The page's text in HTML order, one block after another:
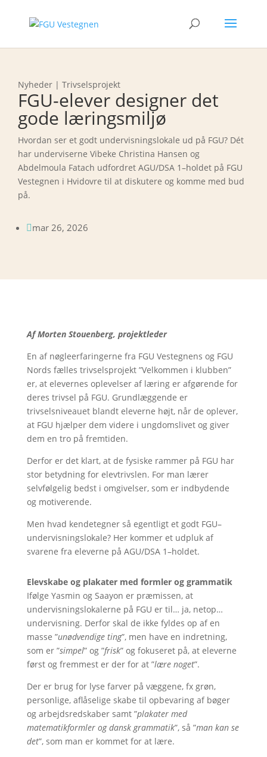
Nyheder | Trivselsprojekt
FGU-elever designer det
gode læringsmiljø
Hvordan ser et godt undervisningslokale ud på FGU? Dét
har underviserne Vibeke Christina Hansen og
Abdelmoula Fatach udfordret AGU/DSA 1–holdet på FGU
Vestegnen i Hvidovre til at diskutere og komme med bud
på.
mar 26, 2026
Af Morten Stouenberg, projektleder
En af nøgleerfaringerne fra FGU Vestegnens og FGU
Nords fælles trivselsprojekt ”Velkommen i klubben”
er, at elevernes oplevelser af læring er afgørende for
deres trivsel på FGU. Grundlæggende er
trivselsniveauet blandt eleverne højt, når de oplever,
at FGU hjælper dem videre i ungdomslivet og giver
dem en tro på fremtiden.
Derfor er det klart, at de fysiske rammer på FGU har
stor betydning for elevtrivslen. For man lærer
selvfølgelig bedst i omgivelser, som er indbydende
og motiverende.
Men hvad kendetegner så egentligt et godt FGU–
undervisningslokale? Her kommer et udpluk af
svarene fra eleverne på AGU/DSA 1–holdet.
Elevskabe og plakater med formler og grammatik
Ifølge Yasmin og Saayon er præmissen, at
undervisningslokalerne på FGU er til… ja, netop…
undervisning. Derfor skal de ikke fyldes op af en
masse ”unødvendige ting”, men have en indretning,
som er ”simpel” og ”frisk” og fokuseret på, at eleverne
først og fremmest er der for at ”lære noget”.
Der er brug for lyse farver på væggene, fx grøn,
personlige, aflåselige skabe til opbevaring af bøger
og arbejdsredskaber samt ”plakater med
matematikformler og dansk grammatik”, så ”man kan se
det”, som man er kommet for at lære.